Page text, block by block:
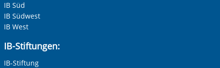
IB Süd
IB Südwest
IB West
IB-Stiftungen:
IB-Stiftung